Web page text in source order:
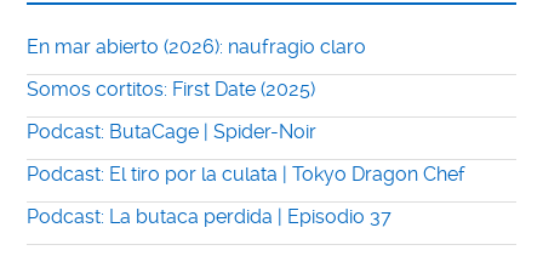
En mar abierto (2026): naufragio claro
Somos cortitos: First Date (2025)
Podcast: ButaCage | Spider-Noir
Podcast: El tiro por la culata | Tokyo Dragon Chef
Podcast: La butaca perdida | Episodio 37